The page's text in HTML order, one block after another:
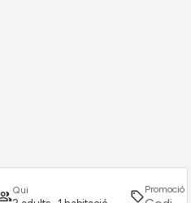
Qui Promoció